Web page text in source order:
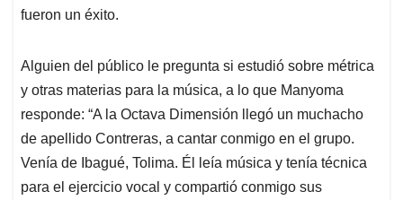
fueron un éxito.
Alguien del público le pregunta si estudió sobre métrica
y otras materias para la música, a lo que Manyoma
responde: “A la Octava Dimensión llegó un muchacho
de apellido Contreras, a cantar conmigo en el grupo.
Venía de Ibagué, Tolima. Él leía música y tenía técnica
para el ejercicio vocal y compartió conmigo sus